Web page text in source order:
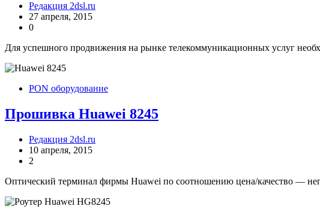
Редакция 2dsl.ru
27 апреля, 2015
0
Для успешного продвижения на рынке телекоммуникационных услуг
PON оборудование
Прошивка Huawei 8245
Редакция 2dsl.ru
10 апреля, 2015
2
Оптический терминал фирмы Huawei по соотношению цена/качество —